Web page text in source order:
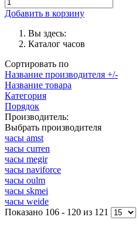
Добавить в корзину
Вы здесь:
Каталог часов
Сортировать по
Название производителя +/-
Название товара
Категория
Порядок
Производитель:
Выбрать производителя
часы amst
часы curren
часы megir
часы naviforce
часы oulm
часы skmei
часы weide
Показано 106 - 120 из 121